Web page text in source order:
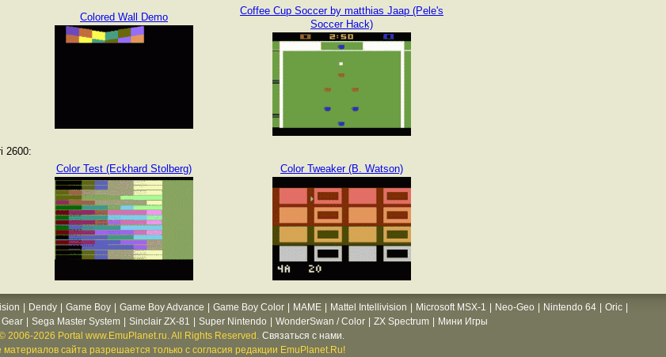
Colored Wall Demo
Coffee Cup Soccer by matthias Jaap (Pele's
Soccer Hack)
2600:
Color Test (Eckhard Stolberg) Color Tweaker (B. Watson)
Dendy Game Boy Game Boy Advance Game Boy Color MAME Mattel Intellivision Microsoft MSX-1 Neo-Geo Nintendo 64 Oric
Sega Master System Sinclair ZX-81 Super Nintendo WonderSwan / Color ZX Spectrum
Мини Игры
2006-2026 Portal www.EmuPlanet.ru. All Rights Reserved. Связаться с нами.
материалов сайта разрешается только с согласия редакции EmuPlanet.Ru!